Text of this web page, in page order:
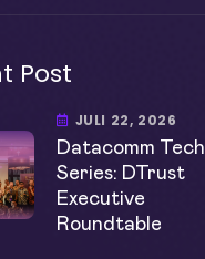
Post
JULI 22, 2026
Datacomm Tech
Series: DTrust
Executive
Roundtable